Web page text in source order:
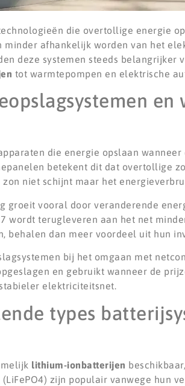
die overtollige energie
afhankelijk worden van het
deze systemen steeds
tot warmtepompen en elektrische
die energie opslaan
betekent dit dat overtollige
niet schijnt maar het
groeit vooral door veranderende
wordt terugleveren aan het net
behalen dan meer voordeel uit hun
bij het omgaan met
en gebruikt wanneer de
elektriciteitsnet.
types
lithium-ionbatterijen
zijn populair vanwege hun